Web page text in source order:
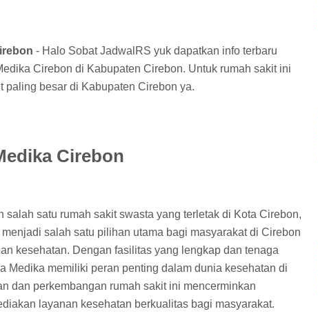
- Halo Sobat JadwalRS yuk dapatkan info terbaru
Cirebon di Kabupaten Cirebon. Untuk rumah sakit ini
paling besar di Kabupaten Cirebon ya.
Cirebon
salah satu rumah sakit swasta yang terletak di Kota Cirebon,
salah satu pilihan utama bagi masyarakat di Cirebon
kesehatan. Dengan fasilitas yang lengkap dan tenaga
Medika memiliki peran penting dalam dunia kesehatan di
dan perkembangan rumah sakit ini mencerminkan
layanan kesehatan berkualitas bagi masyarakat.